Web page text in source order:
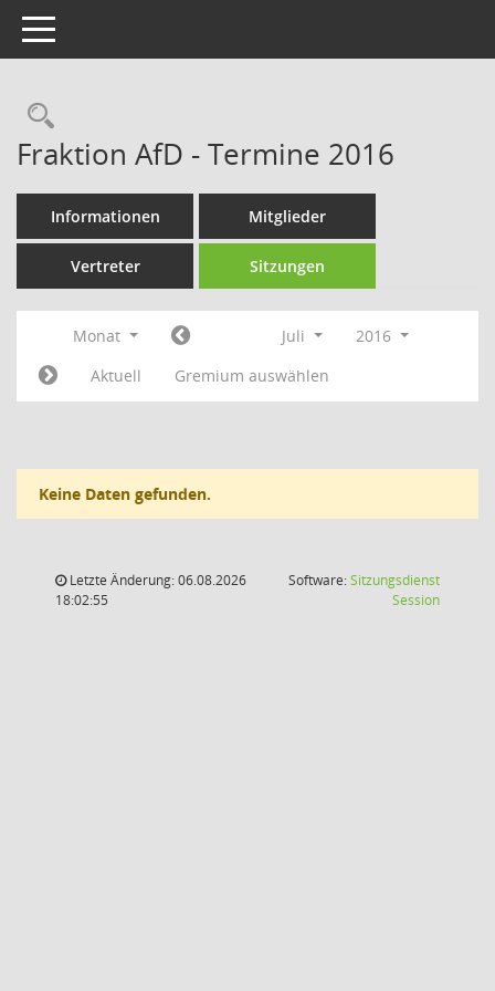
Toggle navigation
Rechercheauswahl
Fraktion AfD - Termine 2016
Informationen Mitglieder
Vertreter Sitzungen
Monat Juli
2016
Aktuell
Gremium auswählen
Keine Daten gefunden.
Letzte Änderung: 06.08.2026
18:02:55
Software:Sitzungsdienst
Session(Wird in